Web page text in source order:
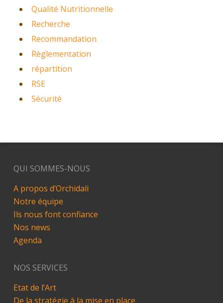
Qualité Nutritionnelle
Recherche
Recommandation
Règlementation
répartition
RSE
Sécurité
QUI SOMMES-NOUS
A propos d’Orchidali
Notre équipe
Ils nous font confiance
Nos news
Agenda
NOS SERVICES
Etat de l’Art
De la stratégie à la mise en place